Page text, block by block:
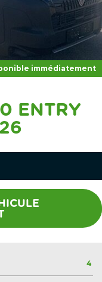
immédiatement
ENTRY
4